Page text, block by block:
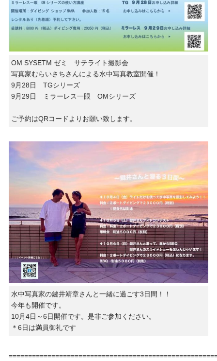
OM SYSETM ゼミ サテライト撮影会
写真家むらいさちさんによる水中写真教室開催！
9月28日 TGシリーズ
9月29日 ミラーレス一眼 OMシリーズ
ご予約はQRコードよりお願い致します。
水中写真家の鍵井靖章さんと一緒に過ごす3日間！！
今年も開催です。
10月4日～6日開催です。是非ご参加ください。
＊6日は満員御礼です